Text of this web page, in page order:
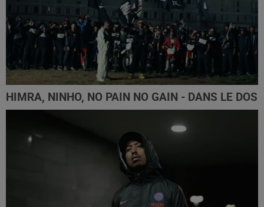
HIMRA, NINHO, NO PAIN NO GAIN - DANS LE DOS